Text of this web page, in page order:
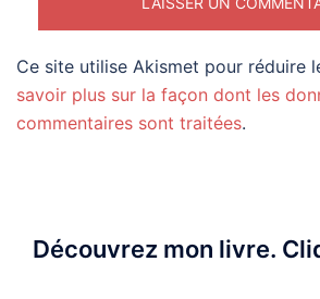
Ce site utilise Akismet pour réduire
savoir plus sur la façon dont les
commentaires sont traitées.
Découvrez mon livre.